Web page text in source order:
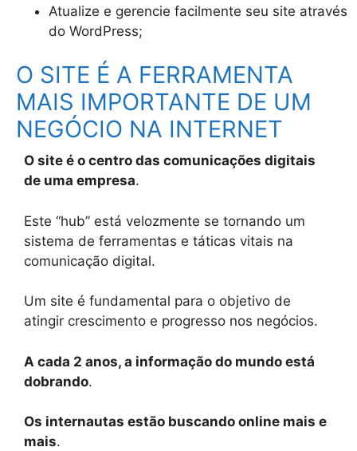
Atualize e gerencie facilmente seu site através
do WordPress;
O SITE É A FERRAMENTA
MAIS IMPORTANTE DE UM
NEGÓCIO NA INTERNET
O site é o centro das comunicações digitais
de uma empresa.
Este “hub” está velozmente se tornando um
sistema de ferramentas e táticas vitais na
comunicação digital.
Um site é fundamental para o objetivo de
atingir crescimento e progresso nos negócios.
A cada 2 anos, a informação do mundo está
dobrando.
Os internautas estão buscando online mais e
mais.